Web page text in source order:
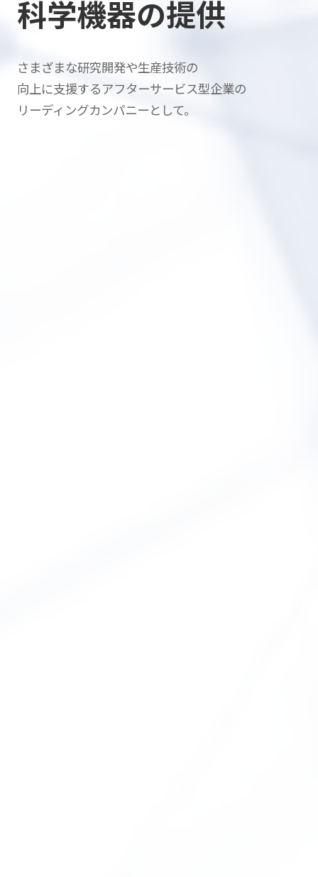
科学機器の提供
さまざまな研究開発や生産技術の
向上に支援するアフターサービス型企業の
リーディングカンパニーとして。